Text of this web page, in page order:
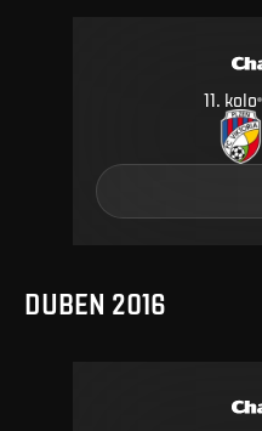
11. kolo
DUBEN 2016